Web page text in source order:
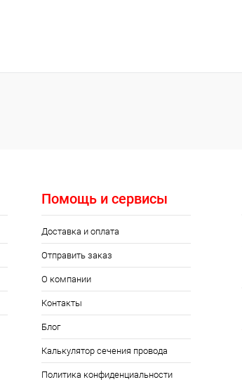
Помощь и сервисы
Доставка и оплата
Отправить заказ
О компании
Контакты
Блог
Калькулятор сечения провода
Политика конфиденциальности